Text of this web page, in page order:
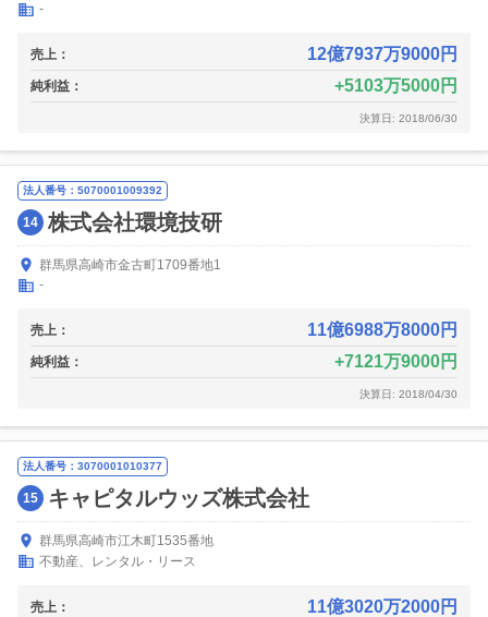
-
売上： 12億7937万9000円
純利益： 5103万5000円
決算日: 2018/06/30
法人番号：5070001009392
14 株式会社環境技研
群馬県高崎市金古町1709番地1
-
売上： 11億6988万8000円
純利益： 7121万9000円
決算日: 2018/04/30
法人番号：3070001010377
15 キャピタルウッズ株式会社
群馬県高崎市江木町1535番地
不動産、レンタル・リース
売上： 11億3020万2000円